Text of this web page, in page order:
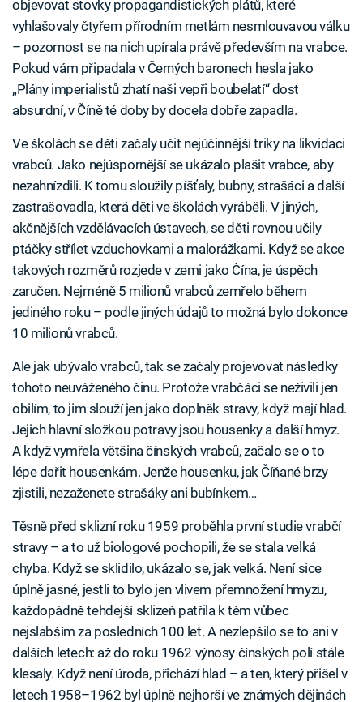
objevovat stovky propagandistických plátů, které
vyhlašovaly čtyřem přírodním metlám nesmlouvavou válku
– pozornost se na nich upírala právě především na vrabce.
Pokud vám připadala v Černých baronech hesla jako
„Plány imperialistů zhatí naši vepři boubelatí“ dost
absurdní, v Číně té doby by docela dobře zapadla.
Ve školách se děti začaly učit nejúčinnější triky na likvidaci
vrabců. Jako nejúspornější se ukázalo plašit vrabce, aby
nezahnízdili. K tomu sloužily píšťaly, bubny, strašáci a další
zastrašovadla, která děti ve školách vyráběli. V jiných,
akčnějších vzdělávacích ústavech, se děti rovnou učily
ptáčky střílet vzduchovkami a malorážkami. Když se akce
takových rozměrů rozjede v zemi jako Čína, je úspěch
zaručen. Nejméně 5 milionů vrabců zemřelo během
jediného roku – podle jiných údajů to možná bylo dokonce
10 milionů vrabců.
Ale jak ubývalo vrabců, tak se začaly projevovat následky
tohoto neuváženého činu. Protože vrabčáci se neživili jen
obilím, to jim slouží jen jako doplněk stravy, když mají hlad.
Jejich hlavní složkou potravy jsou housenky a další hmyz.
A když vymřela většina čínských vrabců, začalo se o to
lépe dařit housenkám. Jenže housenku, jak Číňané brzy
zjistili, nezaženete strašáky ani bubínkem…
Těsně před sklizní roku 1959 proběhla první studie vrabčí
stravy – a to už biologové pochopili, že se stala velká
chyba. Když se sklidilo, ukázalo se, jak velká. Není sice
úplně jasné, jestli to bylo jen vlivem přemnožení hmyzu,
každopádně tehdejší sklizeň patřila k těm vůbec
nejslabším za posledních 100 let. A nezlepšilo se to ani v
dalších letech: až do roku 1962 výnosy čínských polí stále
klesaly. Když není úroda, přichází hlad – a ten, který přišel v
letech 1958–1962 byl úplně nejhorší ve známých dějinách